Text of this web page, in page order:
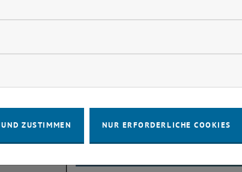
Cookies zulassen
ZUSTIMMEN NUR ERFORDERLICHE COOKIES